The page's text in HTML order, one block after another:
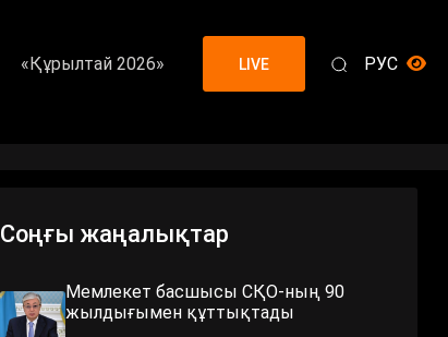
«Құрылтай 2026» LIVE РУС
Соңғы жаңалықтар
Мемлекет басшысы СҚО-ның 90
жылдығымен құттықтады